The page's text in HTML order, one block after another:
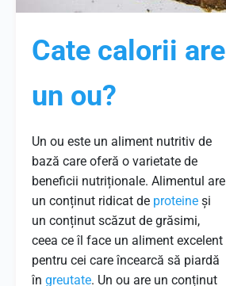
Cate calorii are
un ou?
Un ou este un aliment nutritiv de
bază care oferă o varietate de
beneficii nutriționale. Alimentul are
un conținut ridicat de proteine și
un conținut scăzut de grăsimi,
ceea ce îl face un aliment excelent
pentru cei care încearcă să piardă
în greutate. Un ou are un conținut